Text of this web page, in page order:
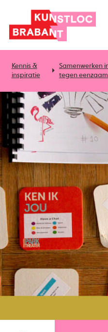
Kennis &
inspiratie
Samenwerken
tegen